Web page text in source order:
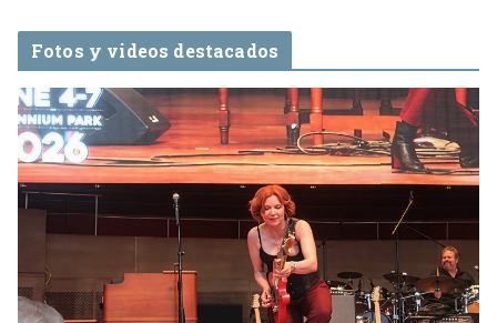
Fotos y videos destacados